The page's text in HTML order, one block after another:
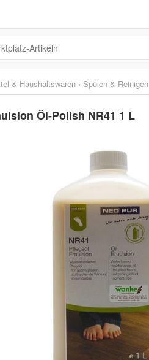
& Haushaltswaren › Spülen & Reinigen
Öl-Polish NR41 1 L